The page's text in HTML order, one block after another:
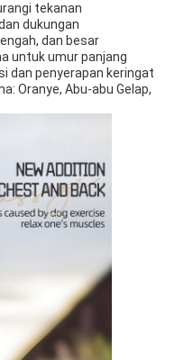
tekanan
dukungan
dan besar
untuk umur panjang
dan penyerapan keringat
Oranye, Abu-abu Gelap,